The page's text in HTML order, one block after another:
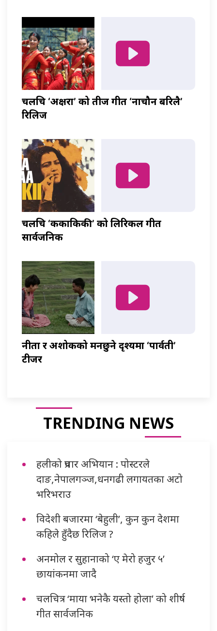
चलचित्र ‘अक्षरा’ को तीज गीत ‘नाचौन बरिलै’
रिलिज
चलचित्र ‘ककाकिकी’ को लिरिकल गीत
सार्वजनिक
नीता र अशोकको मनछुने दृश्यमा ‘पार्वती’
टीजर
TRENDING NEWS
हलीको प्रचार अभियान : पोस्टरले
दाङ,नेपालगञ्ज,धनगढी लगायतका अटो
भरिभराउ
विदेशी बजारमा ‘बेहुली’, कुन कुन देशमा
कहिले हुँदैछ रिलिज ?
अनमोल र सुहानाको ‘ए मेरो हजुर ५’
छायांकनमा जादै
चलचित्र ‘माया भनेकै यस्तो होला’ को शीर्ष
गीत सार्वजनिक